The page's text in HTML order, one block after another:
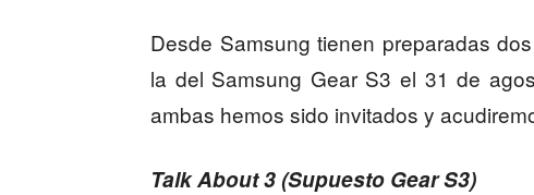
Desde Samsung tienen preparadas
la del Samsung Gear S3 el 31 de
ambas hemos sido invitados y
Talk About 3 (Supuesto Gear S3)